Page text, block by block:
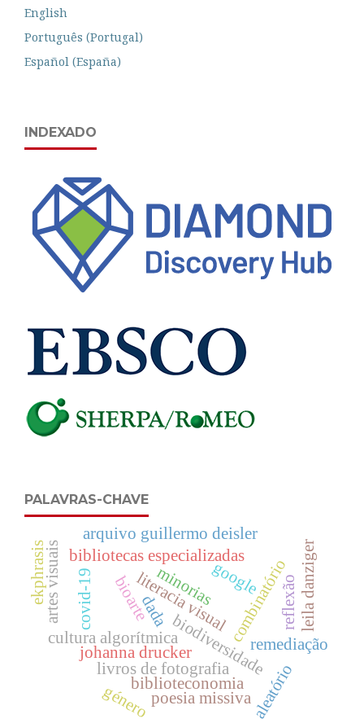
English
Português (Portugal)
Español (España)
INDEXADO
PALAVRAS-CHAVE
biodiversidade
bioarte combinatório
remediação
google
cultura algorítmica
livros de fotografia
literacia visual
biblioteconomia
bibliotecas especializadas
johanna drucker
aleatório
reflexão
géneropoesia missiva
arquivo guillermo deisler
dada
covid-19 leila danziger
artes visuais
ekphrasis minorias